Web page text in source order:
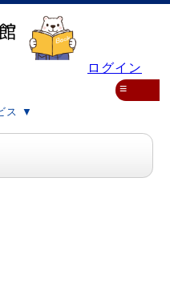
ログイン
ス ▼
≡